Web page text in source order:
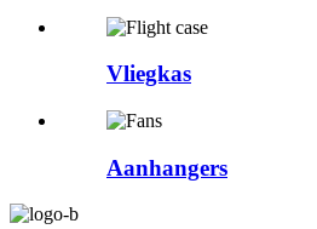
Vliegkas
Aanhangers